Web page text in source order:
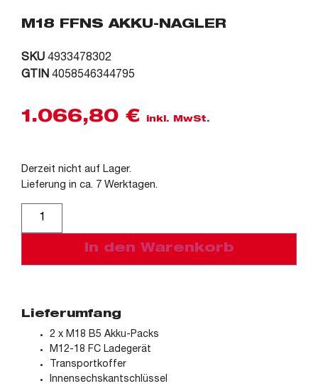
M18 FFNS AKKU-NAGLER
SKU 4933478302
GTIN 4058546344795
1.066,80 € inkl. MwSt.
Derzeit nicht auf Lager.
Lieferung in ca. 7 Werktagen.
In den Warenkorb
Lieferumfang
2 x M18 B5 Akku-Packs
M12-18 FC Ladegerät
Transportkoffer
Innensechskantschlüssel